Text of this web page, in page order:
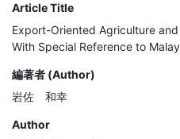
Article Title
Export-Oriented Agriculture
With Special Reference to
編著者 (Author)
岩佐 和幸
Author